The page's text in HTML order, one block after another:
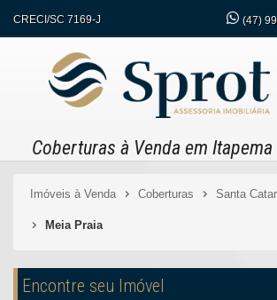
CRECI/SC 7169-J (47)
Coberturas à Venda em
Imóveis à Venda Coberturas Santa
Meia Praia
Encontre seu Imóvel